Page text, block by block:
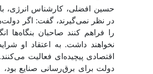
حسین افضلی، کارشناس انرژی،
در نظر نمی‌‌‌گیرند، گفت: اگر
را فراهم کنند صاحبان بنگاه‌‌‌ها
نخواهند داشت. به اعتقاد او
دولت برای برق‌‌‌رسانی صنایع